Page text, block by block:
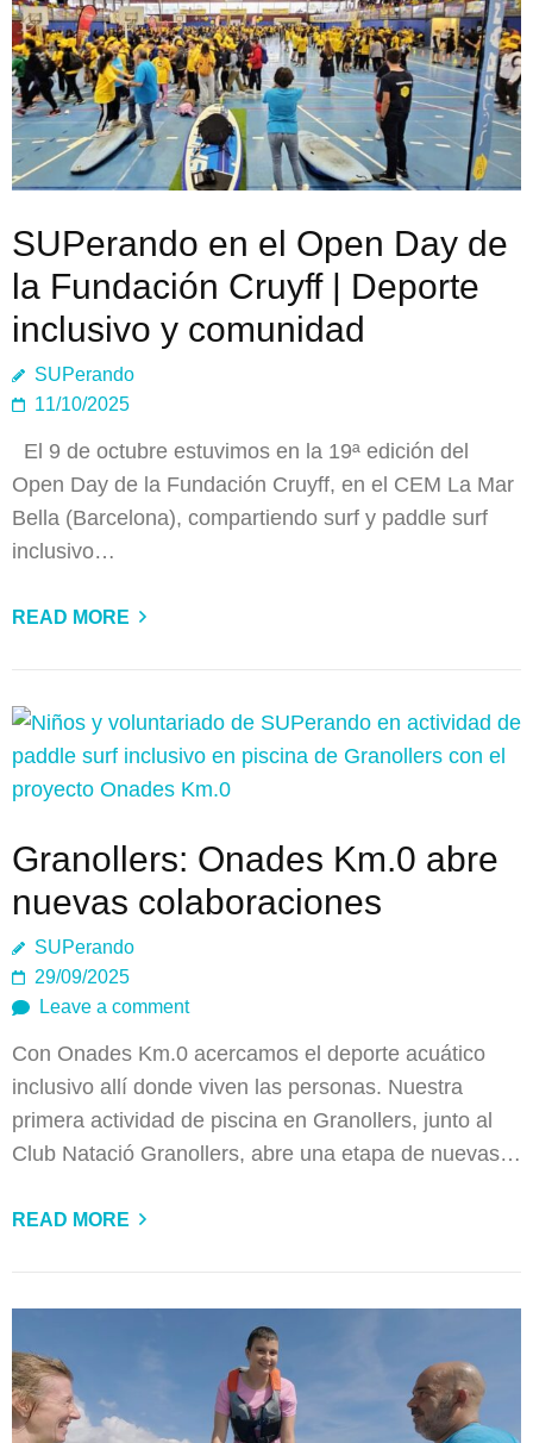
SUPerando en el Open Day de
la Fundación Cruyff | Deporte
inclusivo y comunidad
SUPerando
11/10/2025
El 9 de octubre estuvimos en la 19ª edición del
Open Day de la Fundación Cruyff, en el CEM La Mar
Bella (Barcelona), compartiendo surf y paddle surf
inclusivo…
READ MORE
Granollers: Onades Km.0 abre
nuevas colaboraciones
SUPerando
29/09/2025
Leave a comment
Con Onades Km.0 acercamos el deporte acuático
inclusivo allí donde viven las personas. Nuestra
primera actividad de piscina en Granollers, junto al
Club Natació Granollers, abre una etapa de nuevas…
READ MORE